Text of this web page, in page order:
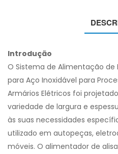
Introdução
O Sistema de Alimentação de
para Aço Inoxidável para
Armários Elétricos foi
variedade de largura e
às suas necessidades
utilizado em autopeças,
móveis. O alimentador de